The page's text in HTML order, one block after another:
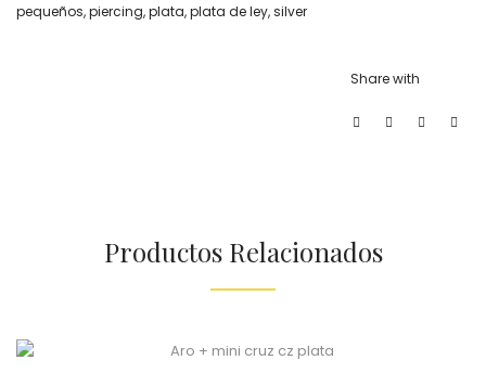
pequeños,piercing,plata,plata de ley,silver
Share with
Productos Relacionados